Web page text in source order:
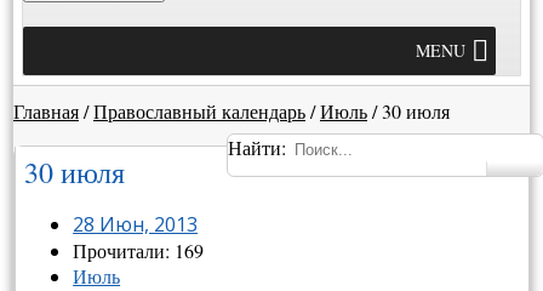
MENU
Главная/Православный календарь/Июль/30 июля
Найти:
30 июля
28 Июн, 2013
Прочитали: 169
Июль